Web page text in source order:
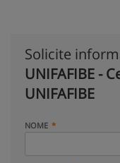
Solicite
UNIFAFIBE -
UNIFAFIBE
NOME